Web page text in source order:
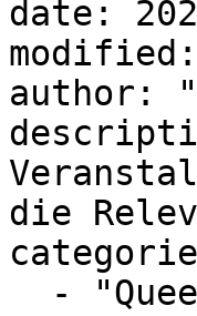
date:
author:
die